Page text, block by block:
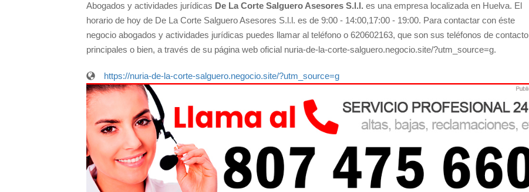
Abogados y actividades jurídicas De La Corte Salguero Asesores S.l.l. es una empresa localizada en Huelva. El
horario de hoy de De La Corte Salguero Asesores S.l.l. es de 9:00 - 14:00,17:00 - 19:00. Para contactar con éste
negocio abogados y actividades jurídicas puedes llamar al teléfono o 620602163, que son sus teléfonos de contacto
principales o bien, a través de su página web oficial nuria-de-la-corte-salguero.negocio.site/?utm_source=g.
https://nuria-de-la-corte-salguero.negocio.site/?utm_source=g